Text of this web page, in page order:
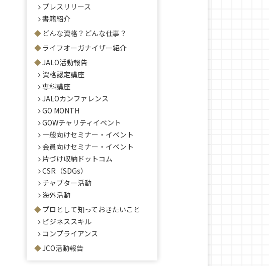
プレスリリース
書籍紹介
どんな資格？どんな仕事？
ライフオーガナイザー紹介
JALO活動報告
資格認定講座
専科講座
JALOカンファレンス
GO MONTH
GOWチャリティイベント
一般向けセミナー・イベント
会員向けセミナー・イベント
片づけ収納ドットコム
CSR（SDGs）
チャプター活動
海外活動
プロとして知っておきたいこと
ビジネススキル
コンプライアンス
JCO活動報告